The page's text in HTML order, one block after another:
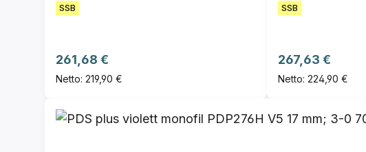
SSB
Regulärer Preis:
261,68 €
Netto: 219,90 €
SSB
Regulärer Preis:
267,63 €
Netto: 224,90 €